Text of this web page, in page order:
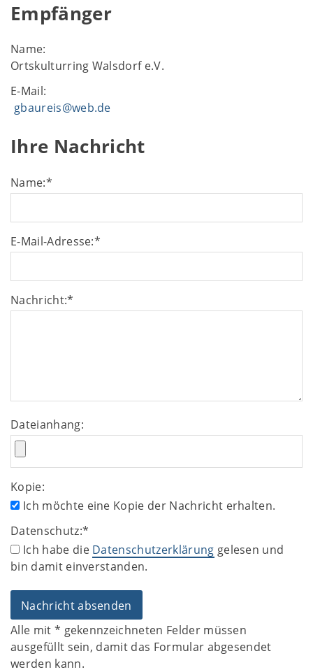
Empfänger
Name:
Ortskulturring Walsdorf e.V.
E-Mail:
gbaureis@web.de
Ihre Nachricht
Name:*
E-Mail-Adresse:*
Nachricht:*
Dateianhang:
Kopie:
Ich möchte eine Kopie der Nachricht erhalten.
Datenschutz:*
Ich habe die Datenschutzerklärung gelesen und
bin damit einverstanden.
Alle mit * gekennzeichneten Felder müssen
ausgefüllt sein, damit das Formular abgesendet
werden kann.